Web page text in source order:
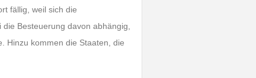
fällig, weil sich die
Besteuerung davon abhängig,
Hinzu kommen die Staaten, die